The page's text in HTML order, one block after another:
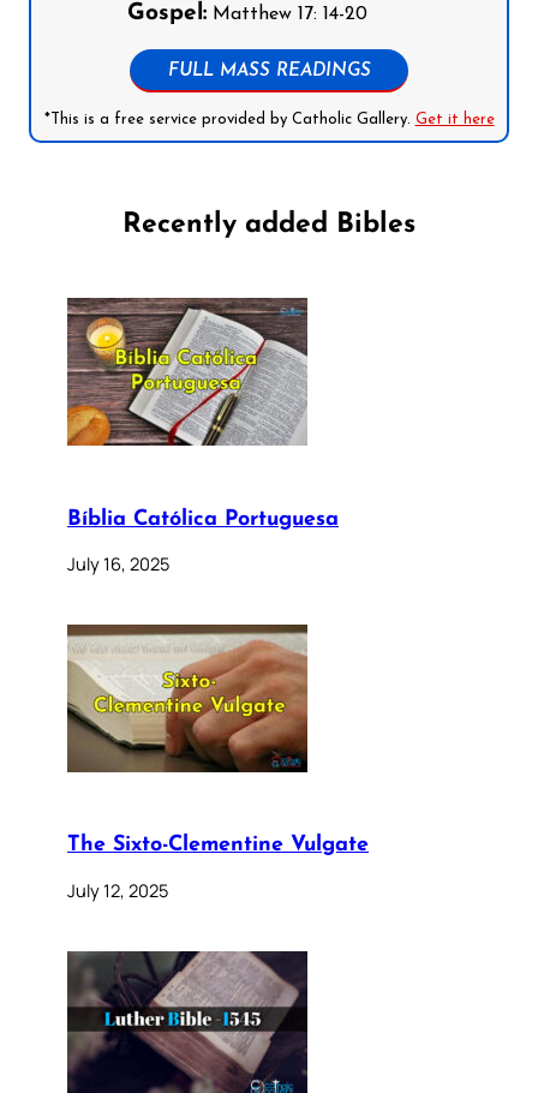
Gospel:Matthew 17: 14-20
FULL MASS READINGS
*This is a free service provided by Catholic Gallery. Get it here
Recently added Bibles
Bíblia Católica Portuguesa
July 16, 2025
The Sixto-Clementine Vulgate
July 12, 2025